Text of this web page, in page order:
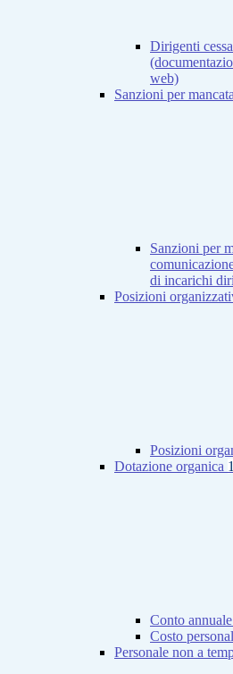
Dirigenti
web)
Sanzioni per
Sanzioni per
di incarichi
Posizioni
Posizioni
Dotazione organica 1
Conto
Costo
Personale non a